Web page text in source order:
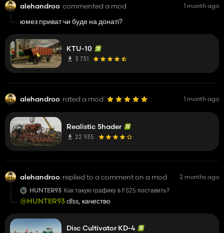
alehandroo commented a mod 1 month ago
юмез приват чи буде на донаті?
KTU-10
3 731
alehandroo rated a mod 1 month ago
Realistic Shader
22 935
alehandroo replied to a comment on a mod
2 months ago
HUNTER93 Как такую графику в FS25 поставить?
@HUNTER93dlss, качество
Disc Cultivator KD-4